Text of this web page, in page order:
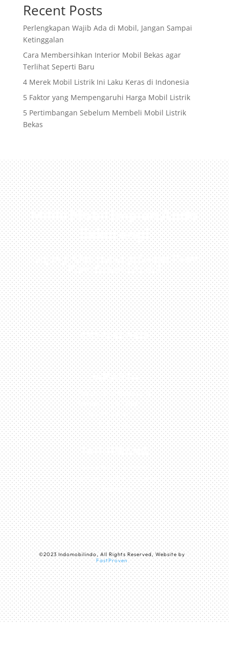
Recent Posts
Perlengkapan Wajib Ada di Mobil, Jangan Sampai
Ketinggalan
Cara Membersihkan Interior Mobil Bekas agar
Terlihat Seperti Baru
4 Merek Mobil Listrik Ini Laku Keras di Indonesia
5 Faktor yang Mempengaruhi Harga Mobil Listrik
5 Pertimbangan Sebelum Membeli Mobil Listrik
Bekas
Miliki Mobil Impian Anda
Sekarang!
Kunjungi Atau Hubungi Dealer Resmi
Kami Di Kota Anda!
0813-1054-7548
JAKARTA
Perumahan Boulevard
Taman Surya 3 Blok h2,
No.27, Jakarta –
Indonesia
TANGERANG
Husein Sastra Negara,
No.8 Jurumudi Tangerang
– Indonesia
©2023Indomobilindo, All Rights Reserved, Website by
FastProven